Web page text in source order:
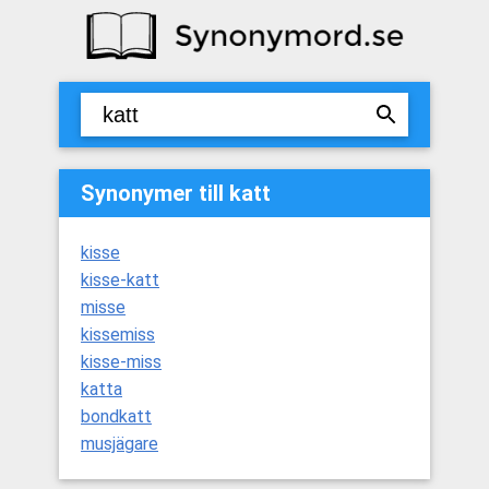
Synonymer till katt
kisse
kisse-katt
misse
kissemiss
kisse-miss
katta
bondkatt
musjägare